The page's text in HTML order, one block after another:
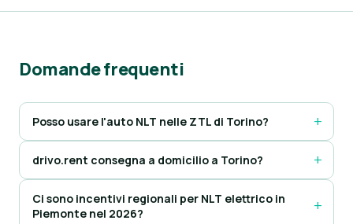
Domande frequenti
Posso usare l'auto NLT nelle ZTL di Torino?
drivo.rent consegna a domicilio a Torino?
Ci sono incentivi regionali per NLT elettrico in
Piemonte nel 2026?